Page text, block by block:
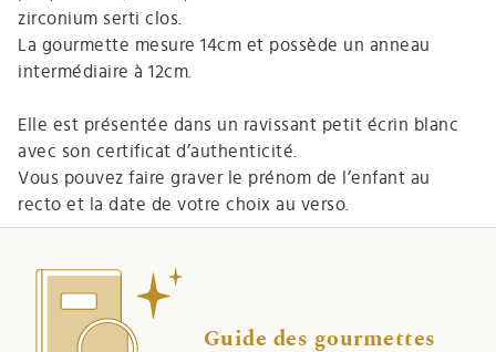
zirconium serti clos.
La gourmette mesure 14cm et possède un anneau
intermédiaire à 12cm.
Elle est présentée dans un ravissant petit écrin blanc
avec son certificat d’authenticité.
Vous pouvez faire graver le prénom de l’enfant au
recto et la date de votre choix au verso.
Guide des gourmettes